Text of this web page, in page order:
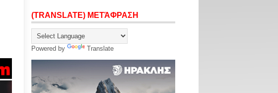
(TRANSLATE) ΜΕΤΆΦΡΑΣΗ
Powered by Translate